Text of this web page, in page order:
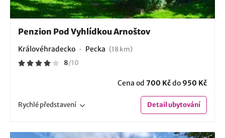
Penzion Pod Vyhlídkou Arnoštov
Královéhradecko Pecka (18 km)
8/10
Cena od 700 Kčdo 950 Kč
Rychlépředstavení Detailubytování